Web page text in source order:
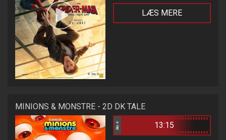
LÆS MERE
MINIONS & MONSTRE - 2D DK TALE
Bio 4 13:15